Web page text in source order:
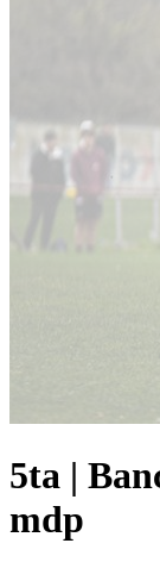
5ta |
mdp